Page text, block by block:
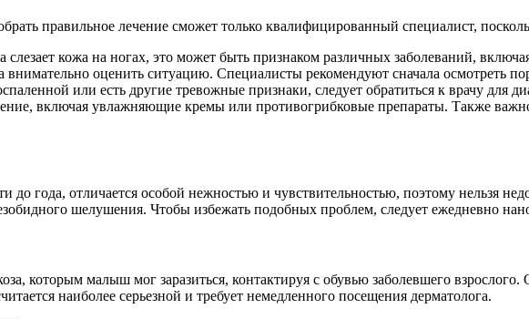
правильное лечение сможет только квалифицированный специалист,
слезает кожа на ногах, это может быть признаком различных заболеваний,
оценить ситуацию. Специалисты рекомендуют сначала осмотреть
или есть другие тревожные признаки, следует обратиться к врачу для
включая увлажняющие кремы или противогрибковые препараты. Также
до года, отличается особой нежностью и чувствительностью, поэтому нельзя
шелушения. Чтобы избежать подобных проблем, следует ежедневно
которым малыш мог заразиться, контактируя с обувью заболевшего
наиболее серьезной и требует немедленного посещения дерматолога.